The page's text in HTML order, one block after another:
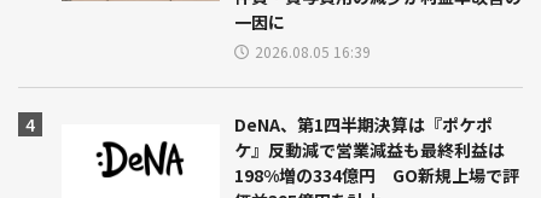
一因に
2026.08.05 16:39
DeNA、第1四半期決算は『ポケポ
ケ』反動減で営業減益も最終利益は
198%増の334億円 GO新規上場で評